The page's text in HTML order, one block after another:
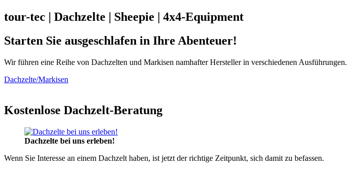
tour-tec | Dachzelte | Sheepie | 4x4-Equipment
Starten Sie ausgeschlafen in Ihre Abenteuer!
Wir führen eine Reihe von Dachzelten und Markisen namhafter Hersteller in verschiedenen Ausführungen.
Dachzelte/Markisen
Kostenlose Dachzelt-Beratung
Dachzelte bei uns erleben!
Wenn Sie Interesse an einem Dachzelt haben, ist jetzt der richtige Zeitpunkt, sich damit zu befassen.